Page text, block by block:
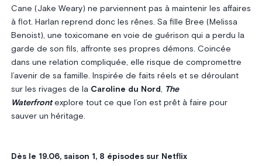
Cane (Jake Weary) ne parviennent pas à maintenir les affaires
à flot. Harlan reprend donc les rênes. Sa fille Bree (Melissa
Benoist), une toxicomane en voie de guérison qui a perdu la
garde de son fils, affronte ses propres démons. Coincée
dans une relation compliquée, elle risque de compromettre
l’avenir de sa famille. Inspirée de faits réels et se déroulant
sur les rivages de la Caroline du Nord
The
Waterfrontexplore tout ce que l’on est prêt à faire pour
sauver un héritage.
Dès le 19.06, saison 1, 8 épisodes sur Netflix